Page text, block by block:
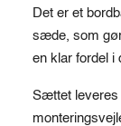
Det er et
sæde, som
en klar fordel i
Sættet leveres